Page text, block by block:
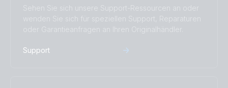
Sehen Sie sich unsere Support-Ressourcen an oder
wenden Sie sich für speziellen Support, Reparaturen
oder Garantieanfragen an Ihren Originalhändler.
Support